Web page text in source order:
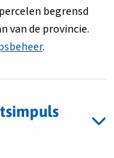
begrensd
van de provincie.
.